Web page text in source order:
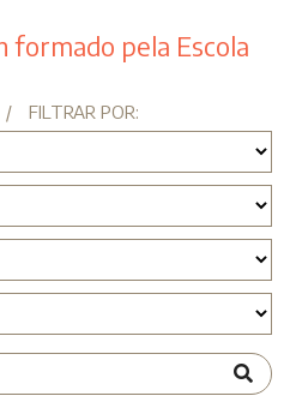
formado pela Escola
/ FILTRAR POR: